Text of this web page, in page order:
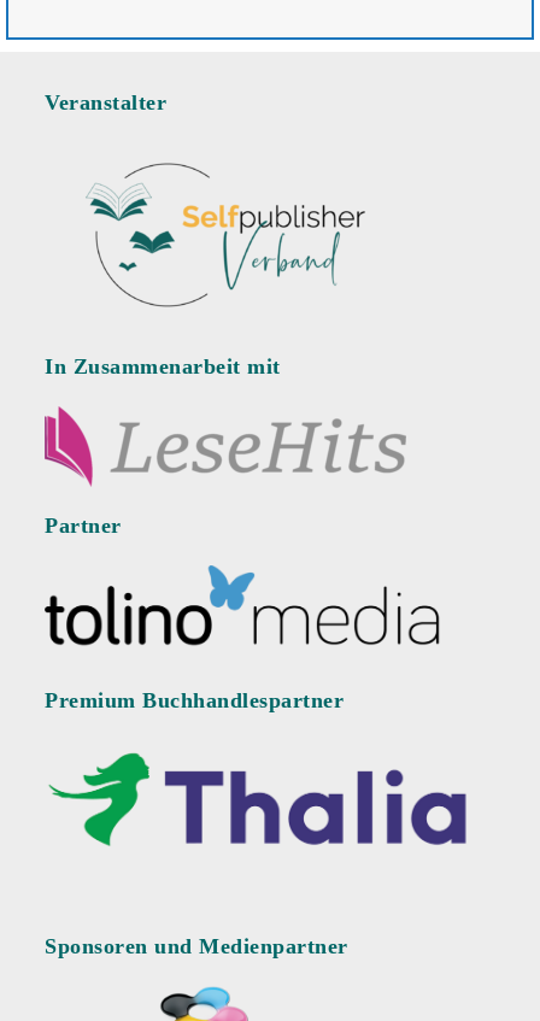
Veranstalter
In Zusammenarbeit mit
Partner
Premium Buchhandlespartner
Sponsoren und Medienpartner